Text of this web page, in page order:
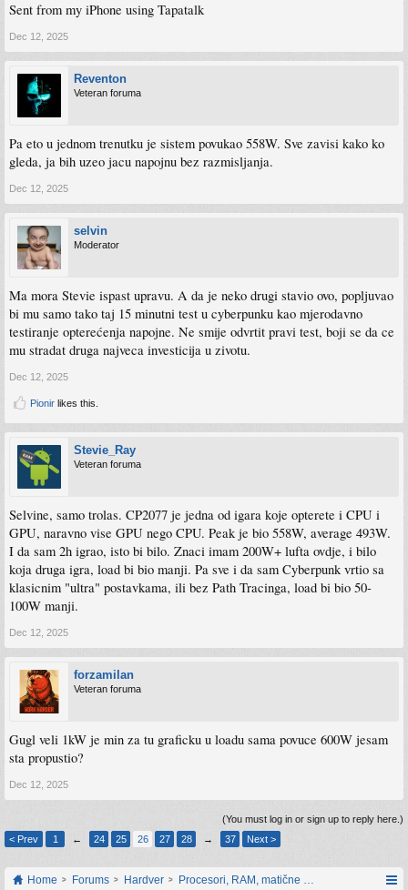
Sent from my iPhone using Tapatalk
Dec 12, 2025
Reventon
Veteran foruma
Pa eto u jednom trenutku je sistem povukao 558W. Sve zavisi kako ko
gleda, ja bih uzeo jacu napojnu bez razmisljanja.
Dec 12, 2025
selvin
Moderator
Ma mora Stevie ispast upravu. A da je neko drugi stavio ovo, popljuvao
bi mu samo tako taj 15 minutni test u cyberpunku kao mjerodavno
testiranje opterećenja napojne. Ne smije odvrtit pravi test, boji se da ce
mu stradat druga najveca investicija u zivotu.
Dec 12, 2025
Pionir likes this.
Stevie_Ray
Veteran foruma
Selvine, samo trolas. CP2077 je jedna od igara koje opterete i CPU i
GPU, naravno vise GPU nego CPU. Peak je bio 558W, average 493W.
I da sam 2h igrao, isto bi bilo. Znaci imam 200W+ lufta ovdje, i bilo
koja druga igra, load bi bio manji. Pa sve i da sam Cyberpunk vrtio sa
klasicnim "ultra" postavkama, ili bez Path Tracinga, load bi bio 50-
100W manji.
Dec 12, 2025
forzamilan
Veteran foruma
Gugl veli 1kW je min za tu graficku u loadu sama povuce 600W jesam
sta propustio?
Dec 12, 2025
(You must log in or sign up to reply here.)
< Prev
1 ← 24 25 26 27 28 → 37 Next >
Home Forums Hardver Procesori, RAM, matične ploče i grafičke